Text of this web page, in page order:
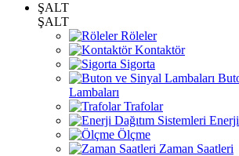
ŞALT
ŞALT
Röleler
Kontaktör
Sigorta
Lambaları
Trafolar
Ölçme
Zaman Saatleri